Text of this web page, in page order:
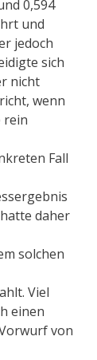
0,594
und
jedoch
sich
nicht
wenn
rein
Fall
daher
solchen
Viel
einen
von